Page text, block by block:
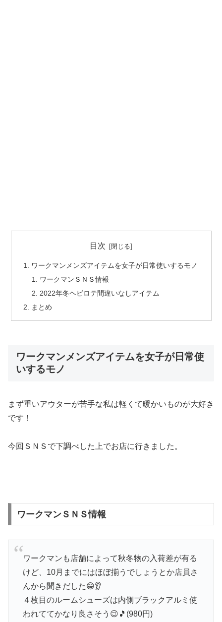
目次
ワークマンメンズアイテムを女子が日常使いするモノ
ワークマンＳＮＳ情報
2022年冬ヘビロテ間違いなしアイテム
まとめ
ワークマンメンズアイテムを女子が日常使
いするモノ
まず重いアウターが苦手な私は軽くて暖かいものが大好き
です！
今回ＳＮＳで下調べした上でお店に行きました。
ワークマンＳＮＳ情報
ワークマンも店舗によって秋冬物の入荷差が有る
けど、10月までにはほぼ揃うでしょうとか店員さ
んから聞きだした😁👂️
４枚目のルームシューズは内側ブラックアルミ使
われててかなり良さそう😉🎵(980円)